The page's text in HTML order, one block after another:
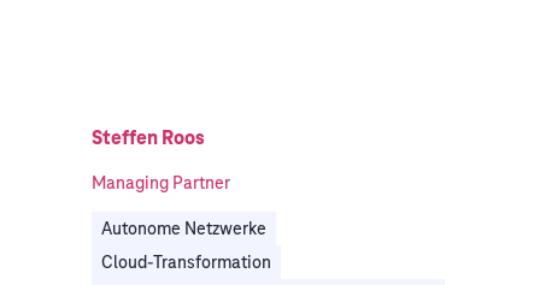
Steffen Roos
Managing Partner
Autonome Netzwerke
Cloud-Transformation